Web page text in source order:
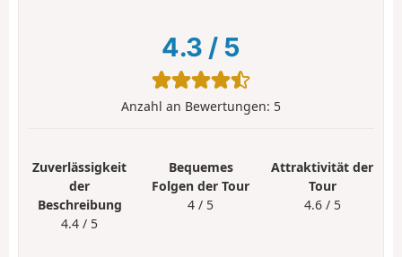
4.3 / 5
Anzahl an Bewertungen: 5
Zuverlässigkeit
der
Beschreibung
4.4 / 5
Bequemes
Folgen der Tour
4 / 5
Attraktivität der
Tour
4.6 / 5